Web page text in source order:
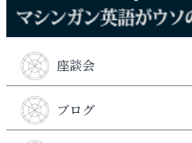
座談会
ブログ